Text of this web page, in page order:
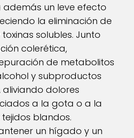
además un leve efecto
la eliminación de
solubles. Junto
colerética,
de metabolitos
y subproductos
dolores
a la gota o a la
blandos.
un hígado y un